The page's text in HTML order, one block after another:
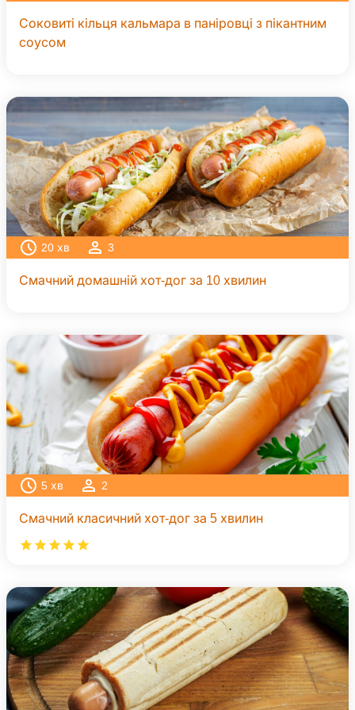
Соковиті кільця кальмара в паніровці з пікантним
соусом
20 хв 3
Смачний домашній хот-дог за 10 хвилин
5 хв 2
Смачний класичний хот-дог за 5 хвилин